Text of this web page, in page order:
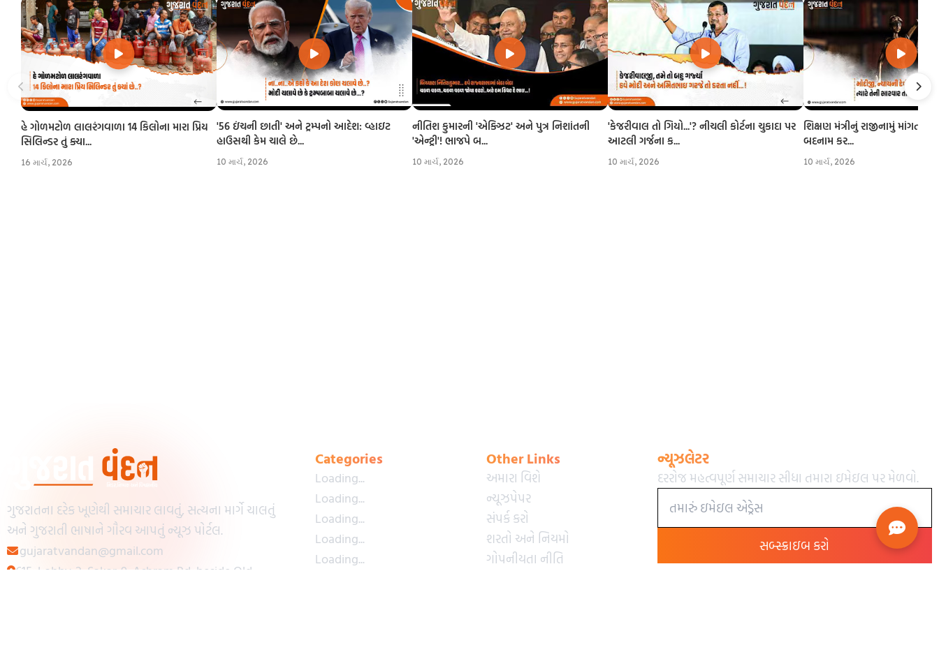
હે ગોળમટોળ લાલરંગવાળા 14 કિલોના મારા પ્રિય
સિલિન્ડર તું ક્યા...
16 માર્ચ, 2026
'56 ઇંચની છાતી' અને ટ્રમ્પનો આદેશ: વ્હાઇટ
હાઉસથી કેમ ચાલે છે...
10 માર્ચ, 2026
નીતિશ કુમારની 'એક્ઝિટ' અને પુત્ર નિશાંતની
'એન્ટ્રી'! ભાજપે બ...
10 માર્ચ, 2026
'કેજરીવાલ તો ગિયો...'? નીચલી કોર્ટના ચુકાદા પર
આટલી ગર્જના ક...
10 માર્ચ, 2026
શિક્ષણ મંત્રીનું રાજીનામું માંગતા
બદનામ કર...
10 માર્ચ, 2026
ગુજરાતના દરેક ખૂણેથી સમાચાર લાવતું, સત્યના માર્ગે ચાલતું
અને ગુજરાતી ભાષાને ગૌરવ આપતું ન્યૂઝ પોર્ટલ.
gujaratvandan@gmail.com
615, Lobby-2, Sakar-9, Ashram Rd, beside Old
Categories
Loading...
Loading...
Loading...
Loading...
Loading...
Other Links
અમારા વિશે
ન્યૂઝપેપર
સંપર્ક કરો
શરતો અને નિયમો
ગોપનીયતા નીતિ
ન્યૂઝલેટર
દરરોજ મહત્વપૂર્ણ સમાચાર સીધા તમારા ઇમેઇલ પર મેળવો.
સબ્સ્ક્રાઇબ કરો